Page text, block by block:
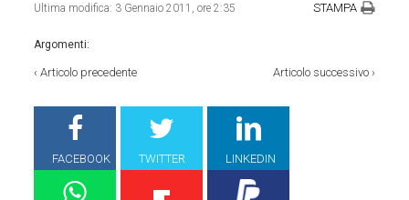
Ultima modifica: 3 Gennaio 2011, ore 2:35 STAMPA
Argomenti:
‹Articolo precedente Articolo successivo›
FACEBOOK TWITTER LINKEDIN